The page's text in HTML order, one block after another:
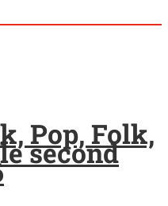
Pop, Folk,
second